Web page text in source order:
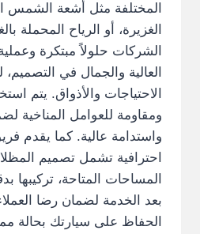
المختلفة مثل أشعة الشمس
الغزيرة، أو الرياح المحملة
الشركات حلولاً مبتكرة
العالية والجمال في
الاحتياجات والأذواق. يتم
ومقاومة للعوامل المناخية
واستدامة عالية. كما يقدم
احترافية تشمل تصميم
المساحات المتاحة، تركيبها
بعد الخدمة لضمان رضا
الحفاظ على سيارتك بحالة